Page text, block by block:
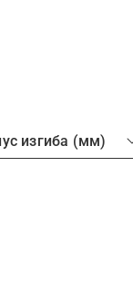
изгиба (мм)